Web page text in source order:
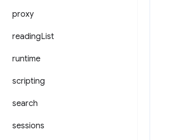
proxy
readingList
runtime
scripting
search
sessions